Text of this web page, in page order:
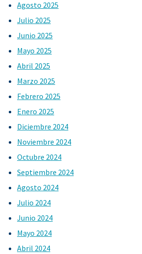
Agosto 2025
Julio 2025
Junio 2025
Mayo 2025
Abril 2025
Marzo 2025
Febrero 2025
Enero 2025
Diciembre 2024
Noviembre 2024
Octubre 2024
Septiembre 2024
Agosto 2024
Julio 2024
Junio 2024
Mayo 2024
Abril 2024